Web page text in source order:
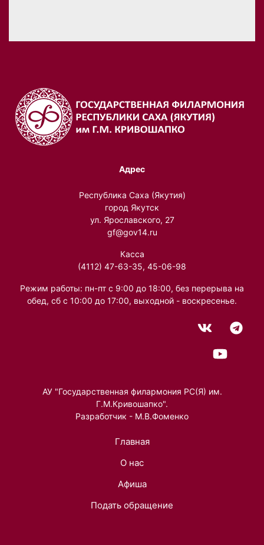
Адрес
Республика Саха (Якутия)
город Якутск
ул. Ярославского, 27
gf@gov14.ru
Касса
(4112) 47-63-35, 45-06-98
Режим работы: пн-пт с 9:00 до 18:00, без перерыва на
обед, сб с 10:00 до 17:00, выходной - воскресенье.
АУ "Государственная филармония РС(Я) им.
Г.М.Кривошапко".
Разработчик - М.В.Фоменко
Главная
О нас
Афиша
Подать обращение